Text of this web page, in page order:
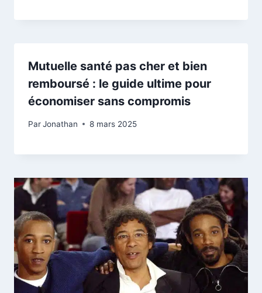
Mutuelle santé pas cher et bien
remboursé : le guide ultime pour
économiser sans compromis
ParJonathan 8 mars 2025